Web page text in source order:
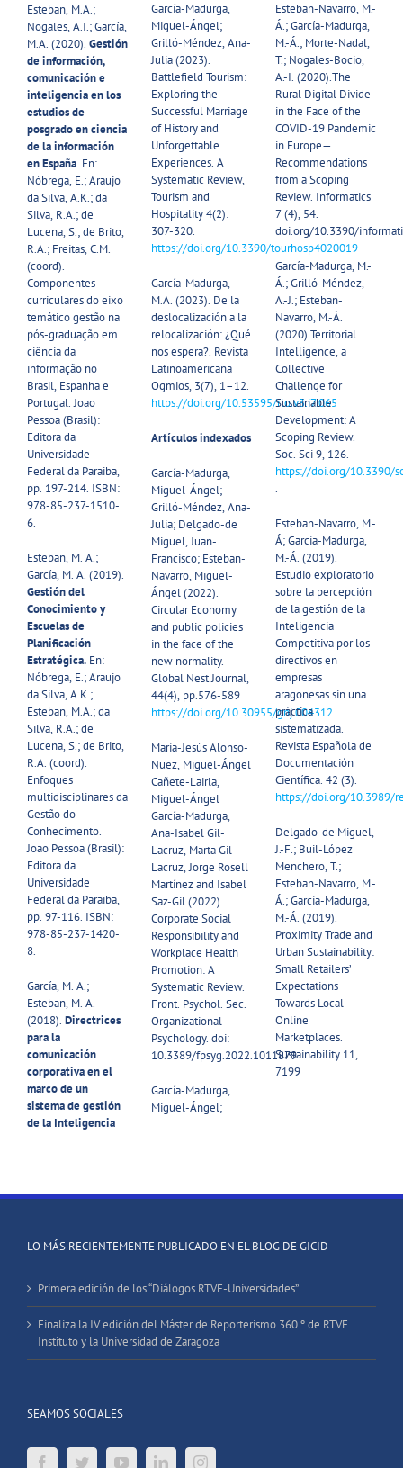
Esteban, M.A.;
Nogales, A.I.; García,
M.A. (2020). Gestión
de información,
comunicación e
inteligencia en los
estudios de
posgrado en ciencia
de la información
en España. En:
Nóbrega, E.; Araujo
da Silva, A.K.; da
Silva, R.A.; de
Lucena, S.; de Brito,
R.A.; Freitas, C.M.
(coord).
Componentes
curriculares do eixo
temático gestão na
pós-graduação em
ciência da
informação no
Brasil, Espanha e
Portugal. Joao
Pessoa (Brasil):
Editora da
Universidade
Federal da Paraiba,
pp. 197-214. ISBN:
978-85-237-1510-
6.
Esteban, M. A.;
García, M. A. (2019).
Gestión del
Conocimiento y
Escuelas de
Planificación
Estratégica. En:
Nóbrega, E.; Araujo
da Silva, A.K.;
Esteban, M.A.; da
Silva, R.A.; de
Lucena, S.; de Brito,
R.A. (coord).
Enfoques
multidisciplinares da
Gestão do
Conhecimento.
Joao Pessoa (Brasil):
Editora da
Universidade
Federal da Paraiba,
pp. 97-116. ISBN:
978-85-237-1420-
8.
García, M. A.;
Esteban, M. A.
(2018). Directrices
para la
comunicación
corporativa en el
marco de un
sistema de gestión
de la Inteligencia
García-Madurga,
Miguel-Ángel;
Grilló-Méndez, Ana-
Julia (2023).
Battlefield Tourism:
Exploring the
Successful Marriage
of History and
Unforgettable
Experiences. A
Systematic Review,
Tourism and
Hospitality 4(2):
307-320.
https://doi.org/10.3390/tourhosp4020019
García-Madurga,
M.A. (2023). De la
deslocalización a la
relocalización: ¿Qué
nos espera?. Revista
Latinoamericana
Ogmios, 3(7), 1–12.
https://doi.org/10.53595/rlo.v3.i7.065
Artículos indexados
García-Madurga,
Miguel-Ángel;
Grilló-Méndez, Ana-
Julia; Delgado-de
Miguel, Juan-
Francisco; Esteban-
Navarro, Miguel-
Ángel (2022).
Circular Economy
and public policies
in the face of the
new normality.
Global Nest Journal,
44(4), pp.576-589
https://doi.org/10.30955/gnj.004312​
María-Jesús Alonso-
Nuez, Miguel-Ángel
Cañete-Lairla,
Miguel-Ángel
García-Madurga,
Ana-Isabel Gil-
Lacruz, Marta Gil-
Lacruz, Jorge Rosell
Martínez and Isabel
Saz-Gil (2022).
Corporate Social
Responsibility and
Workplace Health
Promotion: A
Systematic Review.
Front. Psychol. Sec.
Organizational
Psychology. doi:
10.3389/fpsyg.2022.1011879
García-Madurga,
Miguel-Ángel;
Esteban-Navarro, M.-
Á.; García-Madurga,
M.-Á.; Morte-Nadal,
T.; Nogales-Bocio,
A.-I. (2020).The
Rural Digital Divide
in the Face of the
COVID-19 Pandemic
in Europe—
Recommendations
from a Scoping
Review. Informatics
7 (4), 54.
doi.org/10.3390/
​García-Madurga, M.-
Á.; Grilló-Méndez,
A.-J.; Esteban-
Navarro, M.-Á.
(2020).Territorial
Intelligence, a
Collective
Challenge for
Sustainable
Development: A
Scoping Review.
Soc. Sci 9, 126.
https://doi.org/10.3390/
.
Esteban-Navarro, M.-
Á; García-Madurga,
M.-Á. (2019).
Estudio exploratorio
sobre la percepción
de la gestión de la
Inteligencia
Competitiva por los
directivos en
empresas
aragonesas sin una
práctica
sistematizada.
Revista Española de
Documentación
Científica. 42 (3).
https://doi.org/10.3989/
Delgado-de Miguel,
J.-F.; Buil-López
Menchero, T.;
Esteban-Navarro, M.-
Á.; García-Madurga,
M.-Á. (2019).
Proximity Trade and
Urban Sustainability:
Small Retailers’
Expectations
Towards Local
Online
Marketplaces.
Sustainability 11,
7199
LO MÁS RECIENTEMENTE PUBLICADO EN EL BLOG DE GICID
Primera edición de los “Diálogos RTVE-Universidades”
Finaliza la IV edición del Máster de Reporterismo 360 º de RTVE
Instituto y la Universidad de Zaragoza
SEAMOS SOCIALES